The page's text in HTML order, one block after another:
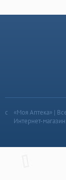
«Моя Аптека» |
Интернет-